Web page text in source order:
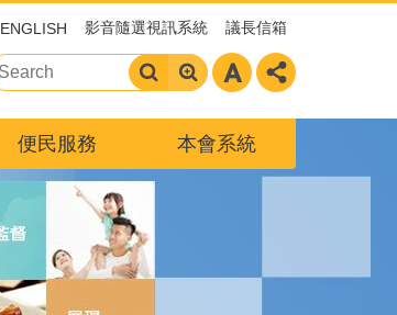
ENGLISH 影音隨選視訊系統 議長信箱
便民服務 本會系統